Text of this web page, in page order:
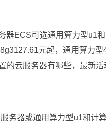
器ECS可选通用算力型u1
元起，通用算力型
的云服务器有哪些，最新活
务器或通用算力型u1和计